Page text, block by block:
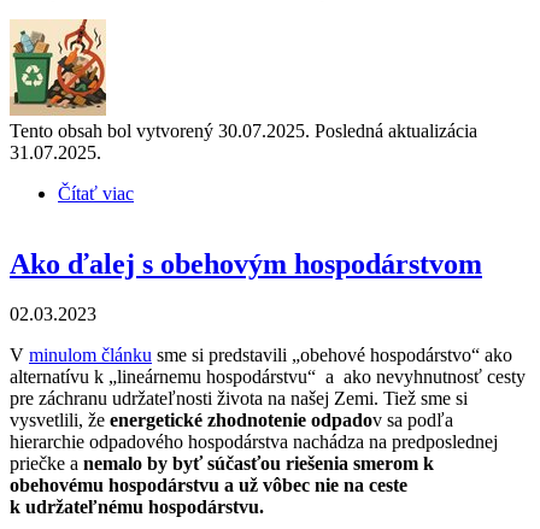
Tento obsah bol vytvorený 30.07.2025. Posledná aktualizácia
31.07.2025.
Čítať viac
Ako ďalej s obehovým hospodárstvom
02.03.2023
V minulom článku sme si predstavili „obehové hospodárstvo“ ako
alternatívu k „lineárnemu hospodárstvu“ a ako nevyhnutnosť cesty
pre záchranu udržateľnosti života na našej Zemi. Tiež sme si
vysvetlili, že energetické zhodnotenie odpadov sa podľa
hierarchie odpadového hospodárstva nachádza na predposlednej
priečke a nemalo by byť súčasťou riešenia smerom k
obehovému hospodárstvu a už vôbec nie na ceste
k udržateľnému hospodárstvu.